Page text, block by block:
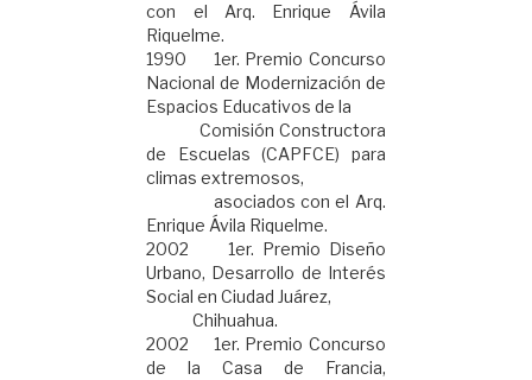
con el Arq. Enrique Ávila
Riquelme.
1990 1er. Premio Concurso
Nacional de Modernización de
Espacios Educativos de la
Comisión Constructora
de Escuelas (CAPFCE) para
climas extremosos,
asociados con el Arq.
Enrique Ávila Riquelme.
2002 1er. Premio Diseño
Urbano, Desarrollo de Interés
Social en Ciudad Juárez,
Chihuahua.
2002 1er. Premio Concurso
de la Casa de Francia,